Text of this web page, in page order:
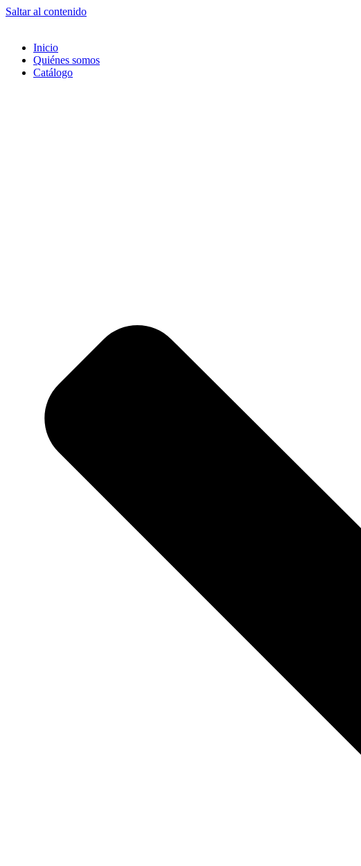
Saltar al contenido
Inicio
Quiénes somos
Catálogo